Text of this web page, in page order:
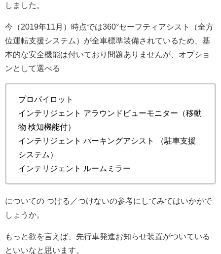
しました。
今（2019年11月）時点では360°セーフティアシスト（全方
位運転支援システム）が全車標準装備されているため、基
本的な安全機能は付いており問題ありませんが、オプショ
ンとして選べる
プロパイロット
インテリジェント アラウンドビューモニター（移動
物 検知機能付）
インテリジェント パーキングアシスト （駐車支援
システム）
インテリジェント ルームミラー
についての つける／つけないの参考にしてみてはいかがで
しょうか。
もっと欲を言えば、先行車発進お知らせ装置がついている
といいなと思います。